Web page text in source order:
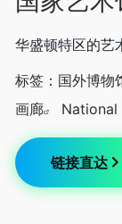
华盛顿特区的艺
标签： 国外博物
画廊
链接直达